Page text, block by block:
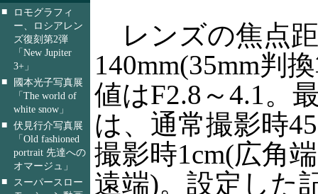
■
ロモグラフィ
ー、ロシアレン
ズ復刻第2弾
「New Jupiter
3+」
■
國本光子写真展
「The world of
white snow」
■ 伏見行介写真展
「Old fashioned
portrait 先達への
オマージュ」
■
スーパースロー
レンズの焦点
140mm(35mm判
値はF2.8～4.1。
は、通常撮影時
撮影時1cm(広角
遠端)。設定した